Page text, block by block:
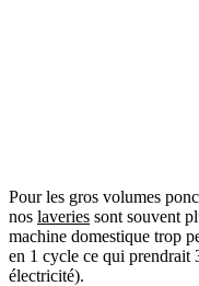
Pour les gros volumes
nos laveries sont souvent
machine domestique trop
en 1 cycle ce qui prendrait
électricité).